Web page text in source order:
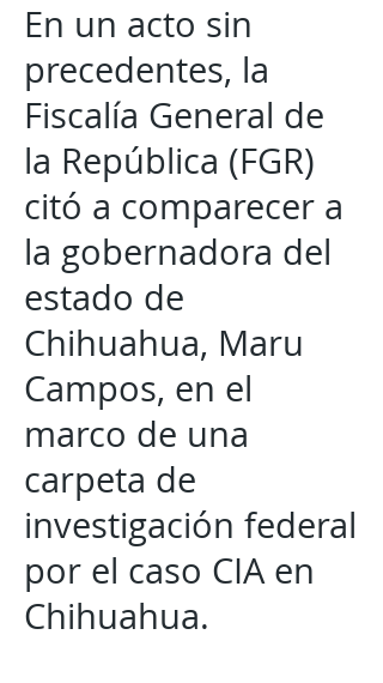
En un acto sin
precedentes, la
Fiscalía General de
la República (FGR)
citó a comparecer a
la gobernadora del
estado de
Chihuahua, Maru
Campos, en el
marco de una
carpeta de
investigación federal
por el caso CIA en
Chihuahua.